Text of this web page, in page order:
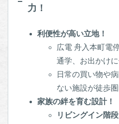
力！
利便性が高い立地！
広電 舟入本町電
通学、お出かけ
日常の買い物や
ない施設が徒歩
家族の絆を育む設計！
リビングイン階段